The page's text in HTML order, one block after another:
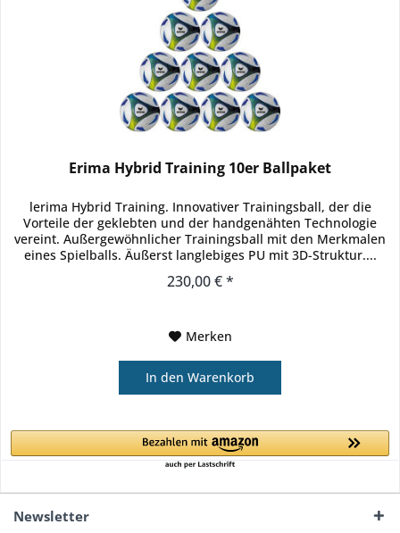
Erima Hybrid Training 10er Ballpaket
lerima Hybrid Training. Innovativer Trainingsball, der die
Vorteile der geklebten und der handgenähten Technologie
vereint. Außergewöhnlicher Trainingsball mit den Merkmalen
eines Spielballs. Äußerst langlebiges PU mit 3D-Struktur....
230,00 € *
Merken
In den Warenkorb
Newsletter